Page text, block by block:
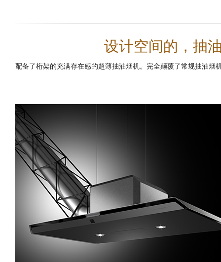
设计空间的，抽
配备了桁架的充满存在感的超薄抽油烟机。完全颠覆了常规抽油